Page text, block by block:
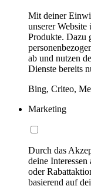
Mit deiner
unserer
Produkte. Dazu
ab und nutzen
Dienste bereits
Bing, Criteo,
Marketing
Durch das
deine
oder
basierend auf